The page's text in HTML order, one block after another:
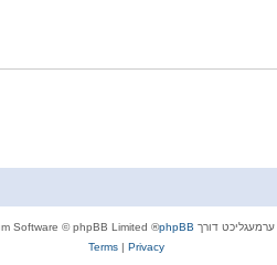
ערמעגליכט דורך phpBB
® Forum Software © phpBB Limited
Privacy
|
Terms